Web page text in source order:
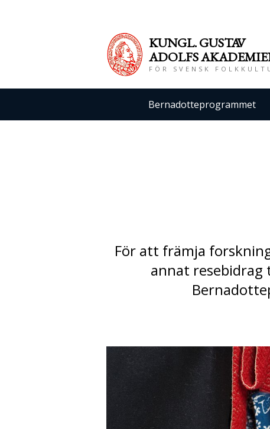
KUNGL. GUSTAV
ADOLFS
FÖR SVENSK
Bernadotteprogrammet
För att främja
annat resebidrag